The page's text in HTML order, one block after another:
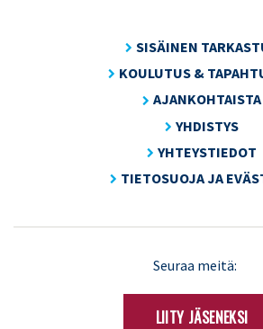
SISÄINEN
KOULUTUS &
AJANKOHTAISTA
YHDISTYS
YHTEYSTIEDOT
TIETOSUOJA JA
Seuraa meitä:
LIITY JÄSENEKSI